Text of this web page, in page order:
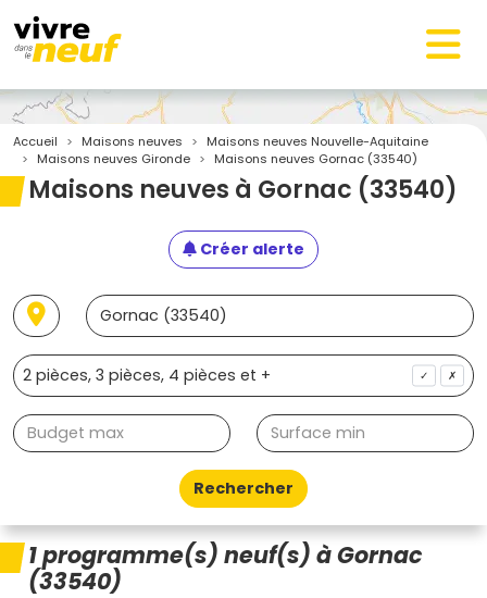
Accueil Maisons neuves
Maisons neuves Nouvelle-Aquitaine
Maisons neuves Gironde
Maisons neuves Gornac (33540)
Maisons neuves à Gornac (33540)
Créer alerte
✓ ✗
Rechercher
1 programme(s) neuf(s) à Gornac
(33540)